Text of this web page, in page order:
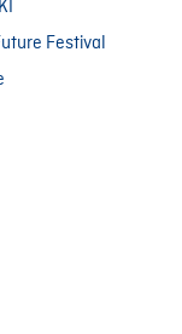
Festival